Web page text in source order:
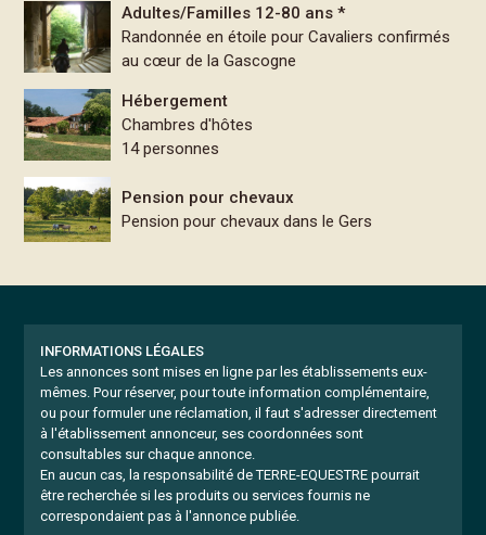
Adultes/Familles 12-80 ans *
Randonnée en étoile pour Cavaliers confirmés
au cœur de la Gascogne
Hébergement
Chambres d'hôtes
14 personnes
Pension pour chevaux
Pension pour chevaux dans le Gers
INFORMATIONS LÉGALES
Les annonces sont mises en ligne par les établissements eux-
mêmes. Pour réserver, pour toute information complémentaire,
ou pour formuler une réclamation, il faut s'adresser directement
à l'établissement annonceur, ses coordonnées sont
consultables sur chaque annonce.
En aucun cas, la responsabilité de TERRE-EQUESTRE pourrait
être recherchée si les produits ou services fournis ne
correspondaient pas à l'annonce publiée.